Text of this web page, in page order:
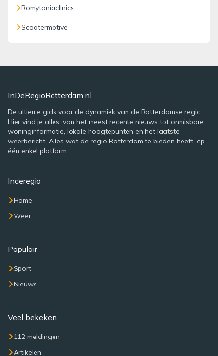
Romytaniaclinics
Scootermotive
InDeRegioRotterdam.nl
De ultieme gids voor de dynamiek van de Rotterdamse regio.
Hier vind je alles: van het meest recente nieuws tot onmisbare
woninginformatie, lokale hoogtepunten en het laatste
weerbericht. Alles wat de regio Rotterdam te bieden heeft, op
één enkel platform.
Inderegio
Home
Weer
Populair
Sport
Nieuws
Veel bekeken
112 meldingen
Artikelen